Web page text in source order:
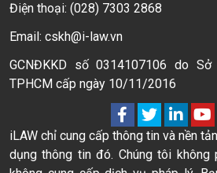
Điện thoại: (028) 7303 2868
Email: cskh@i-law.vn
GCNĐKKD số 0314107106 do
TPHCM cấp ngày 10/11/2016
iLAW chỉ cung cấp thông tin và nền
dụng thông tin đó. Chúng tôi